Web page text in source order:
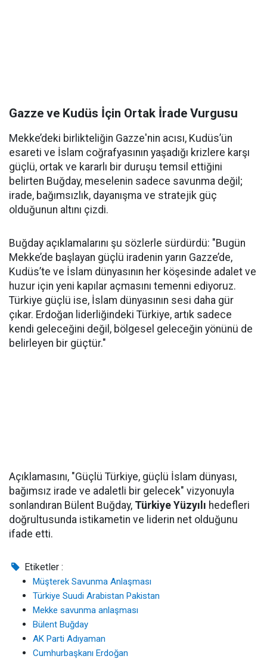
Gazze ve Kudüs İçin Ortak İrade Vurgusu
Mekke’deki birlikteliğin Gazze'nin acısı, Kudüs’ün
esareti ve İslam coğrafyasının yaşadığı krizlere karşı
güçlü, ortak ve kararlı bir duruşu temsil ettiğini
belirten Buğday, meselenin sadece savunma değil;
irade, bağımsızlık, dayanışma ve stratejik güç
olduğunun altını çizdi.
Buğday açıklamalarını şu sözlerle sürdürdü: "Bugün
Mekke’de başlayan güçlü iradenin yarın Gazze’de,
Kudüs’te ve İslam dünyasının her köşesinde adalet ve
huzur için yeni kapılar açmasını temenni ediyoruz.
Türkiye güçlü ise, İslam dünyasının sesi daha gür
çıkar. Erdoğan liderliğindeki Türkiye, artık sadece
kendi geleceğini değil, bölgesel geleceğin yönünü de
belirleyen bir güçtür."
Açıklamasını, "Güçlü Türkiye, güçlü İslam dünyası,
bağımsız irade ve adaletli bir gelecek" vizyonuyla
sonlandıran Bülent Buğday, Türkiye Yüzyılı hedefleri
doğrultusunda istikametin ve liderin net olduğunu
ifade etti.
Etiketler :
Müşterek Savunma Anlaşması
Türkiye Suudi Arabistan Pakistan
Mekke savunma anlaşması
Bülent Buğday
AK Parti Adıyaman
Cumhurbaşkanı Erdoğan